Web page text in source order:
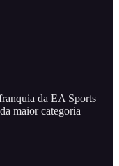
da EA Sports
maior categoria